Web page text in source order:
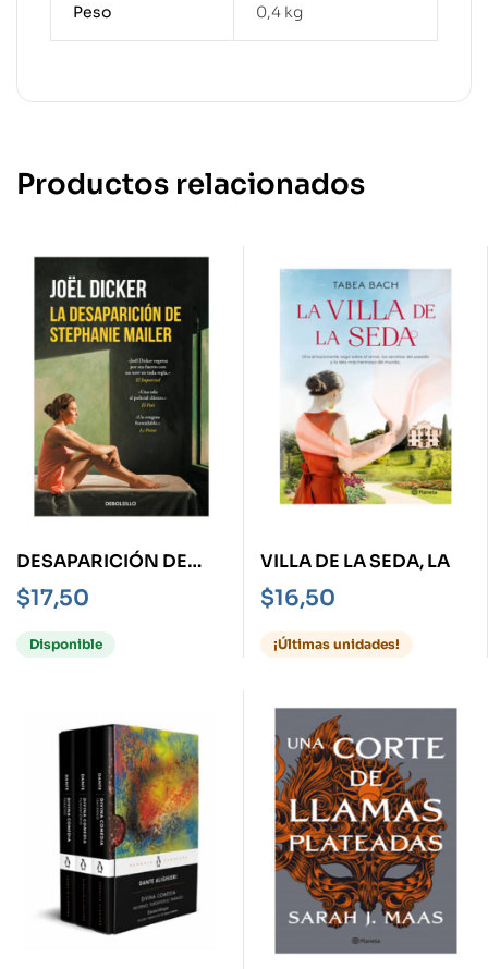
Peso 0,4 kg
Productos relacionados
DESAPARICIÓN DE
STEPHANIE MAILER, LA
$17,50
Disponible
VILLA DE LA SEDA, LA
$16,50
¡Últimas unidades!